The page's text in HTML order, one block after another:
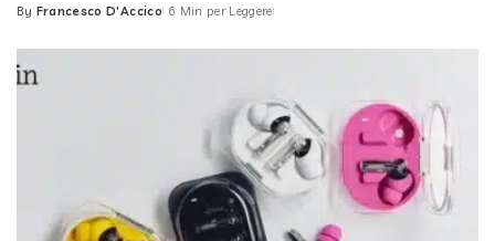
Posted
By Francesco D'Accico 6 Min per Leggere